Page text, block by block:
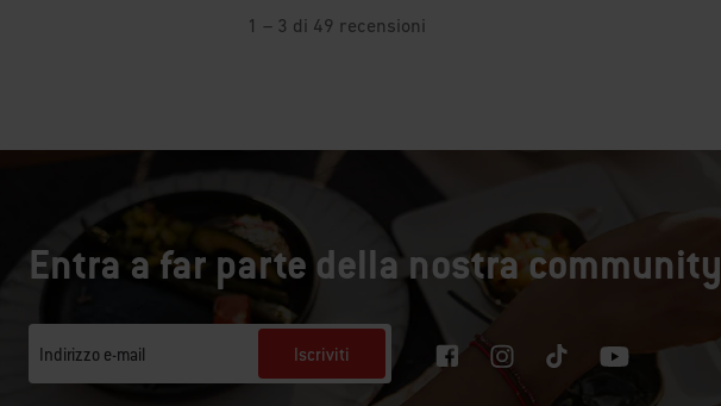
Entra a far parte della nostra community
Indirizzo e-mail Iscriviti